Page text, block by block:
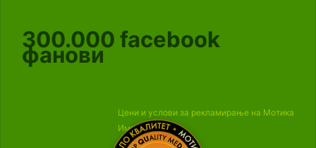
300.000 facebook
фанови
Цени и услови за рекламирање на Мотика
Импресум